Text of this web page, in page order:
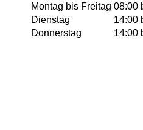
Montag bis Freitag 08:00
Dienstag
14:00
Donnerstag
14:00